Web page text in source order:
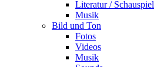
Literatur / Schauspiel
Musik
Bild und Ton
Fotos
Videos
Musik